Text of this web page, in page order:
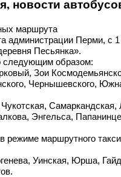
новости
маршрута
администрации Перми,
Песьянка».
следующим образом:
Зои
Чернышевского,
Энгельса,
маршрутного
Уинская, Юрша,